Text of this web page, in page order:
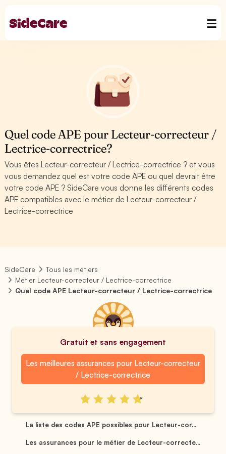
Quel code APE pour Lecteur-correcteur /
Lectrice-correctrice?
Vous êtes Lecteur-correcteur / Lectrice-correctrice ? et vous
vous demandez quel est votre code APE ou quel devrait être
votre code APE ? SideCare vous donne les différents codes
APE compatibles avec le métier de Lecteur-correcteur /
Lectrice-correctrice
SideCare
Tous les métiers
Métier Lecteur-correcteur / Lectrice-correctrice
Quel code APE Lecteur-correcteur / Lectrice-correctrice
Gratuit et sans engagement
Les meilleures assurances pour Lecteur-correcteur
/ Lectrice-correctrice
La liste des codes APE possibles pour Lecteur-cor...
Les assurances pour le métier de Lecteur-correcte...